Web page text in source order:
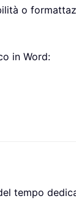
o
in Word:
tempo